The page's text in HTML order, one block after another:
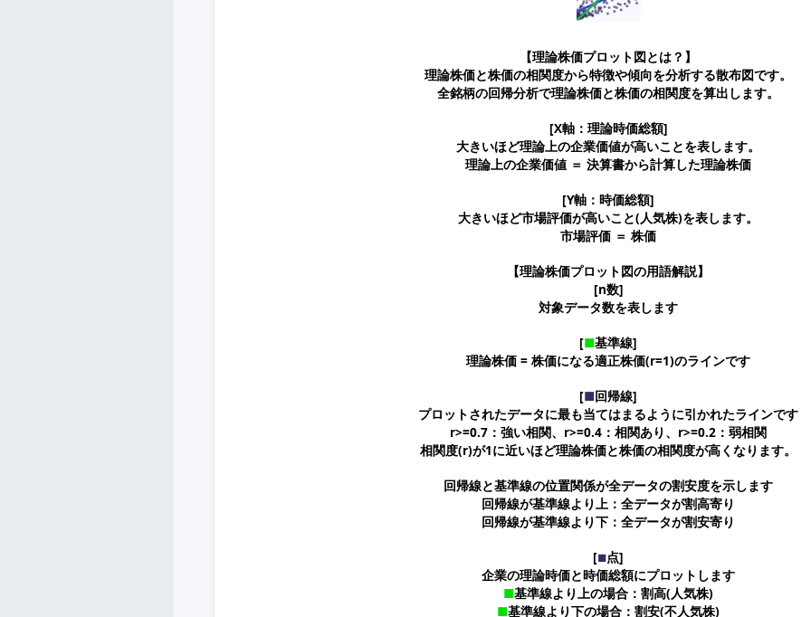
【理論株価プロット図とは？】
理論株価と株価の相関度から特徴や傾向を分析する散布図です。
全銘柄の回帰分析で理論株価と株価の相関度を算出します。
[X軸：理論時価総額]
大きいほど理論上の企業価値が高いことを表します。
理論上の企業価値 ＝ 決算書から計算した理論株価
[Y軸：時価総額]
大きいほど市場評価が高いこと(人気株)を表します。
市場評価 ＝ 株価
【理論株価プロット図の用語解説】
[n数]
対象データ数を表します
[■基準線]
理論株価 = 株価になる適正株価(r=1)のラインです
[■回帰線]
プロットされたデータに最も当てはまるように引かれたラインです
r>=0.7：強い相関、r>=0.4：相関あり、r>=0.2：弱相関
相関度(r)が1に近いほど理論株価と株価の相関度が高くなります。
回帰線と基準線の位置関係が全データの割安度を示します
回帰線が基準線より上：全データが割高寄り
回帰線が基準線より下：全データが割安寄り
[■点]
企業の理論時価と時価総額にプロットします
■基準線より上の場合：割高(人気株)
■基準線より下の場合：割安(不人気株)